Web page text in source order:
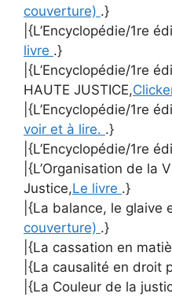
couverture) .}
|{L’Encyclopédie/1re
livre .}
|{L’Encyclopédie/1re
HAUTE JUSTICE,
|{L’Encyclopédie/1re
voir et à lire. .}
|{L’Encyclopédie/1re
|{L’Organisation de la
Justice,Le livre .}
|{La balance, le glaive
couverture) .}
|{La cassation en
|{La causalité en droit
|{La Couleur de la